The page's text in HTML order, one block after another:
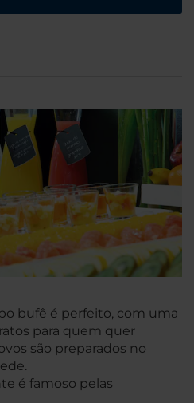
bufê é perfeito, com uma
para quem quer
são preparados no
é famoso pelas